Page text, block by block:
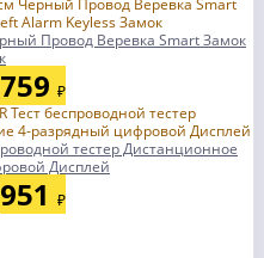
Провод Веревка Smart Замок
₽
тестер Дистанционное
Дисплей
₽